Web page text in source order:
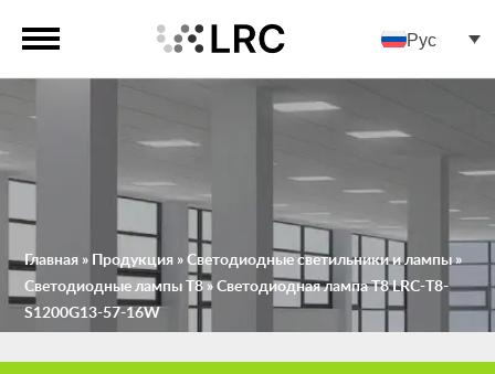
Рус
Главная » Продукция » Светодиодные светильники и лампы»
Светодиодные лампы Т8 » Светодиодная лампа Т8 LRC-Т8-
S1200G13-57-16W